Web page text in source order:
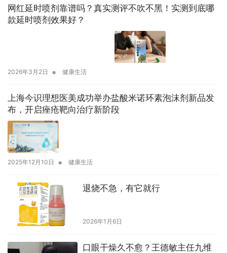
网红延时喷剂靠谱吗？真实测评不吹不黑！实测到底哪
款延时喷剂效果好？
2026年3月2日 • 健康生活
上海今识理想医美成功举办盐酸米诺环素泡沫剂新品发
布，开启痤疮靶向治疗新阶段
2025年12月10日 • 健康生活
退烧不急，有它就行
2026年1月6日
口眼干燥久不愈？王德敏主任九维